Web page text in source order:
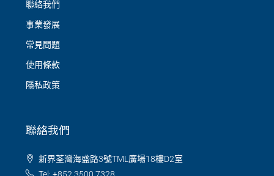
聯絡我們
事業發展
常見問題
使用條款
隱私政策
聯絡我們
新界荃灣海盛路3號TML廣場18樓D2室
Tel: +852 3500 7328